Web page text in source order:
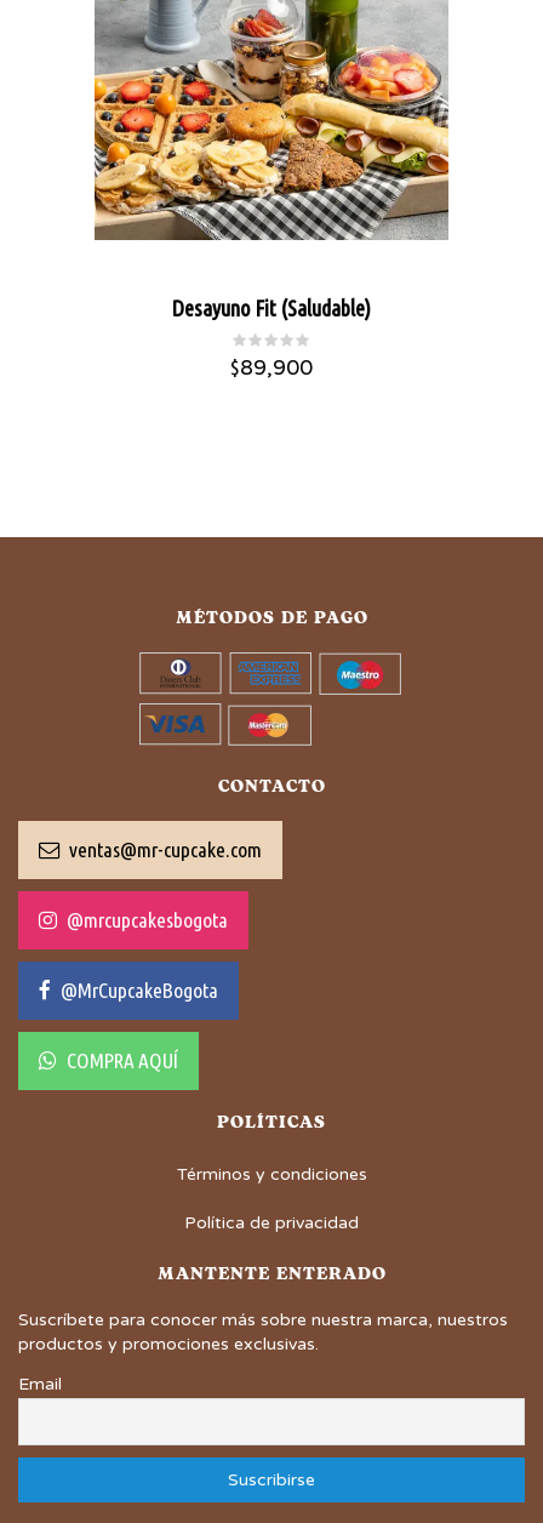
Desayuno Fit (Saludable)
$89,900
MÉTODOS DE PAGO
CONTACTO
ventas@mr-cupcake.com
@mrcupcakesbogota
@MrCupcakeBogota
COMPRA AQUÍ
POLÍTICAS
Términos y condiciones
Política de privacidad
MANTENTE ENTERADO
Suscríbete para conocer más sobre nuestra marca, nuestros
productos y promociones exclusivas.
Email